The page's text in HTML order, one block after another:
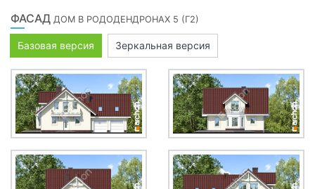
ФАСАД ДОМ В РОДОДЕНДРОНАХ 5 (Г2)
Базовая версия Зеркальная версия